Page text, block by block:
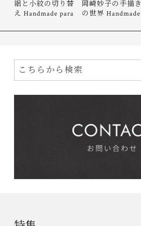
絽と小紋の切り替
え Handmade para
岡崎妙子の手描き
の世界 Handmade